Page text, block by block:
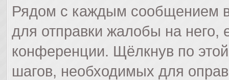
Рядом с каждым сообщением
для отправки жалобы на него,
конференции. Щёлкнув по
шагов, необходимых для